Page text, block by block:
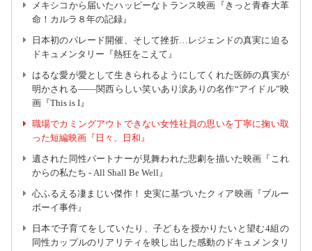
メキシコから届いたハッピーなトランス映画『きっと青春大革
命！カルラ８年の記録』
日本初のパレード開催、そして挫折…レジェンドの真実に迫る
ドキュメンタリー『熱狂をこえて』
はるな愛が愛として生きられるようにしてくれた医師の真実が
明かされる――関西らしい笑いあり涙ありの名作“アイドル”映
画『This is I』
職場でカミングアウトできない女性社員の思いを丁寧に掬い取
った短編映画『日々、日和』
遺された同性パートナーが見舞われた悲劇を描いた映画『これ
からの私たち - All Shall Be Well』
心ふるえる凄まじい傑作！ 史実に基づいたクィア映画『ブルー
ボーイ事件』
日本で子育てをしていたり、子どもを授かりたいと望む4組の
同性カップルのリアリティを映し出した感動のドキュメンタリ